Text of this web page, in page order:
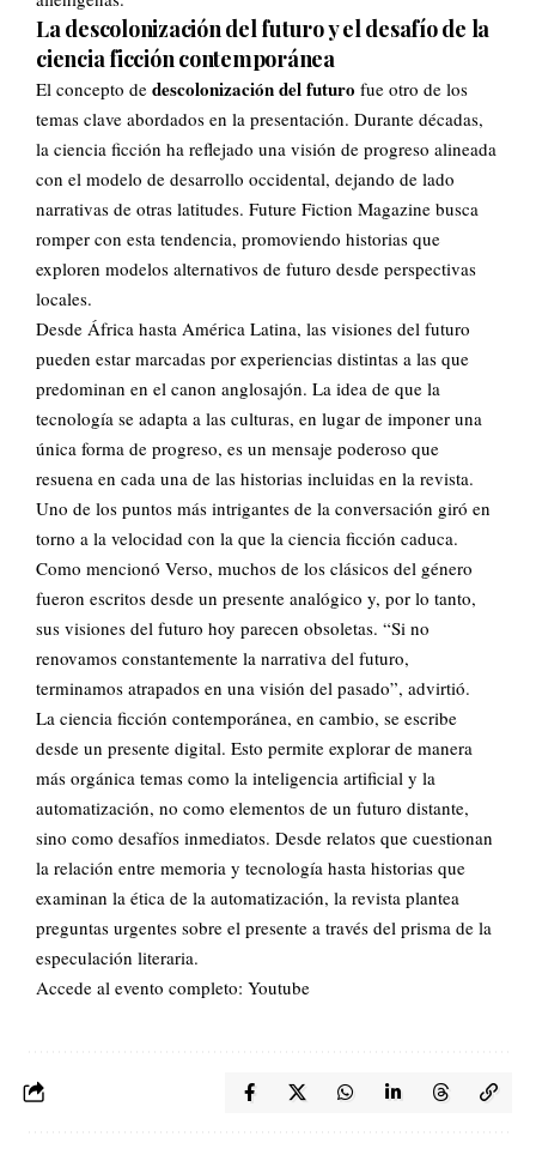
La descolonización del futuro y el desafío de la
ciencia ficción contemporánea
El concepto de descolonización del futuro fue otro de los
temas clave abordados en la presentación. Durante décadas,
la ciencia ficción ha reflejado una visión de progreso alineada
con el modelo de desarrollo occidental, dejando de lado
narrativas de otras latitudes. Future Fiction Magazine busca
romper con esta tendencia, promoviendo historias que
exploren modelos alternativos de futuro desde perspectivas
locales.
Desde África hasta América Latina, las visiones del futuro
pueden estar marcadas por experiencias distintas a las que
predominan en el canon anglosajón. La idea de que la
tecnología se adapta a las culturas, en lugar de imponer una
única forma de progreso, es un mensaje poderoso que
resuena en cada una de las historias incluidas en la revista.
Uno de los puntos más intrigantes de la conversación giró en
torno a la velocidad con la que la ciencia ficción caduca.
Como mencionó Verso, muchos de los clásicos del género
fueron escritos desde un presente analógico y, por lo tanto,
sus visiones del futuro hoy parecen obsoletas. “Si no
renovamos constantemente la narrativa del futuro,
terminamos atrapados en una visión del pasado”, advirtió.
La ciencia ficción contemporánea, en cambio, se escribe
desde un presente digital. Esto permite explorar de manera
más orgánica temas como la inteligencia artificial y la
automatización, no como elementos de un futuro distante,
sino como desafíos inmediatos. Desde relatos que cuestionan
la relación entre memoria y tecnología hasta historias que
examinan la ética de la automatización, la revista plantea
preguntas urgentes sobre el presente a través del prisma de la
especulación literaria.
Accede al evento completo: Youtube